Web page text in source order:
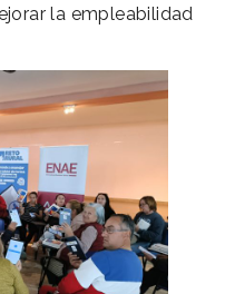
la empleabilidad